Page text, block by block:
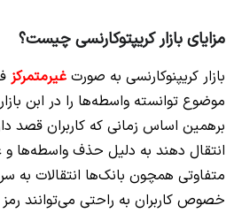
مزایای بازار کریپتوکارنسی چیست؟
بازار کریپنوکارنسی به صورت غیرمتمرکز
موضوع توانسته واسطه‌ها را در ابن
برهمین اساس زمانی که کاربران قصد
انتقال دهند به دلیل حذف واسطه‌ها
متفاوتی همچون بانک‌ها انتقالات به
خصوص کاربران به راحتی می‌توانند رمز